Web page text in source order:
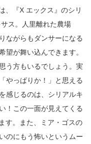
、『X エックス』のシリ
ス。人里離れた農場
ながらもダンサーになる
が舞い込んできます。
う方もいるでしょう。実
やっぱりか！」と思える
感じるのは、シリアルキ
！この一面が見えてくる
す。また、ミア・ゴスの
のにもう怖いというムー